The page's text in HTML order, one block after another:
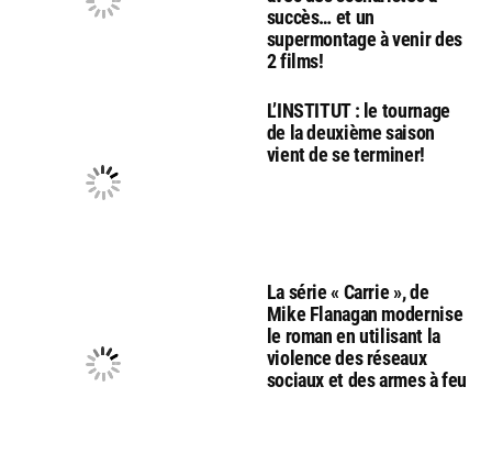
succès… et un
supermontage à venir des
2 films!
L’INSTITUT : le tournage
de la deuxième saison
vient de se terminer!
La série « Carrie », de
Mike Flanagan modernise
le roman en utilisant la
violence des réseaux
sociaux et des armes à feu